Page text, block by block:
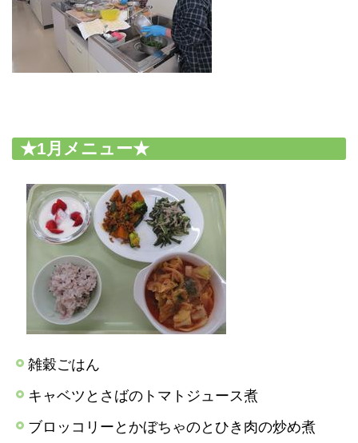
★1月メニュー★
雑穀ごはん
キャベツとさばのトマトジュース煮
ブロッコリーとかぼちゃのとひき肉の炒め煮